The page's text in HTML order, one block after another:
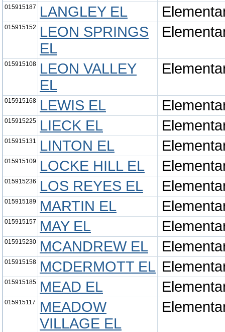
015915187 LANGLEY EL
015915152
LEON SPRINGS
EL
015915108
LEON VALLEY
EL
015915168 LEWIS EL
015915225 LIECK EL
015915131 LINTON EL
015915109 LOCKE HILL EL
015915236 LOS REYES EL
015915189 MARTIN EL
015915157 MAY EL
015915230 MCANDREW EL
015915158 MCDERMOTT EL
015915185 MEAD EL
015915117
MEADOW
VILLAGE EL